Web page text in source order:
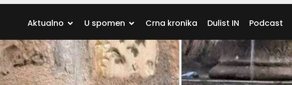
Aktualno U spomen Crna kronika Dulist IN Podcast